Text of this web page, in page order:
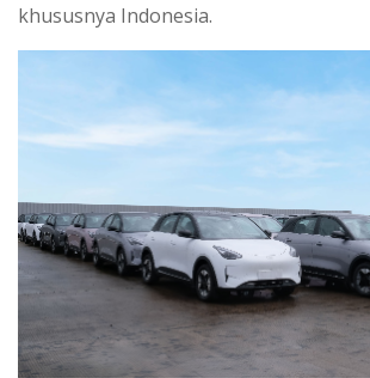
khususnya Indonesia.